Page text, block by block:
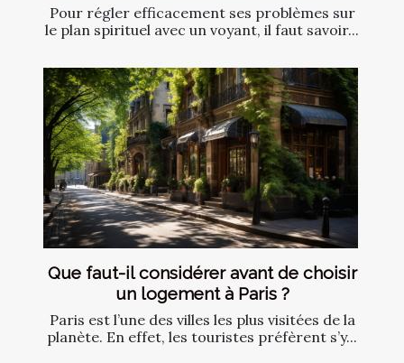
Pour régler efficacement ses problèmes sur
le plan spirituel avec un voyant, il faut savoir...
Que faut-il considérer avant de choisir
un logement à Paris ?
Paris est l’une des villes les plus visitées de la
planète. En effet, les touristes préfèrent s’y...